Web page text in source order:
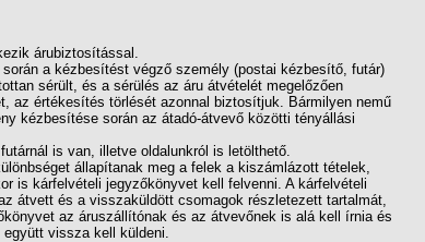
árubiztosítással.
a kézbesítést végző személy (postai kézbesítő, futár)
sérült, és a sérülés az áru átvételét megelőzően
az értékesítés törlését azonnal biztosítjuk. Bármilyen nemű
kézbesítése során az átadó-átvevő közötti tényállási
is van, illetve oldalunkról is letölthető.
állapítanak meg a felek a kiszámlázott tételek,
is kárfelvételi jegyzőkönyvet kell felvenni. A kárfelvételi
átvett és a visszaküldött csomagok részletezett tartalmát,
az áruszállítónak és az átvevőnek is alá kell írnia és
vissza kell küldeni.